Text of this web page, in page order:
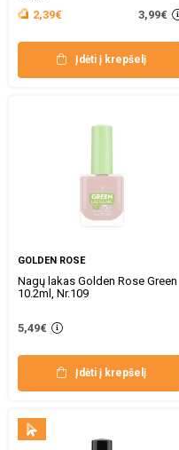
2,39€
3,99€
Įdėti į krepšelį
GOLDEN ROSE
Nagų lakas Golden Rose Green
10.2ml, Nr.109
5,49€
Įdėti į krepšelį